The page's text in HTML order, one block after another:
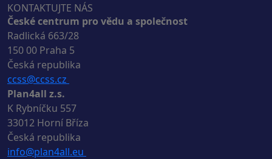
KONTAKTUJTE NÁS
České centrum pro vědu a společnost
Radlická 663/28
150 00 Praha 5
Česká republika
ccss@ccss.cz
Plan4all z.s.
K Rybníčku 557
33012 Horní Bříza
Česká republika
info@plan4all.eu